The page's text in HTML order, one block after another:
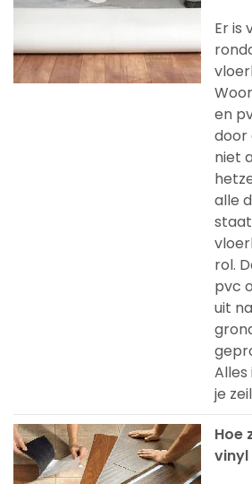
Er is
en
door
niet
alle
rol.
pvc
uit
je
Hoe
vinyl